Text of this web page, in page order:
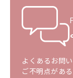
よくあるお問
ご不明点があ